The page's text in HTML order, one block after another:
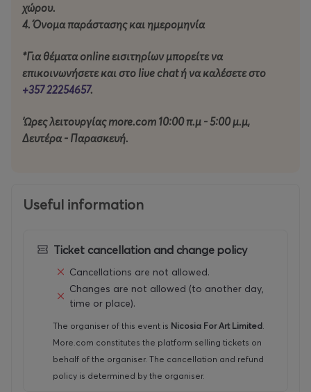
ΚΥΡΙΟΣ ΧΟΡΗΓΟΣ: Υφυπουργέιο Πολιτισμού,
Τμήμα Σύγχρονου Πολιτισμού
ΧΡΥΣΟΙ ΧΟΡΗΓΟΙ: VF Foundation , Allwyn
ΑΡΓΥΡΟΣ ΧΟΡΗΓΟΣ: PWC
ΕΠΙΣΗΜΟΣ ΧΟΡΗΓΟΣ
ΕΠΙΚΟΙΝΩΝΙΑΣ: Δημοσιογραφικός Οργανισμός Ο
Κύπρου, Τhe Classic Hotel, Ethimo
ΧΟΡΗΓΟΙ ΦΙΛΟΞΕΝΙΑΣ: Centrum
Hotel Altius Boutique Hotel
OFFICIAL FESTIVAL CAR: Pilakoutas group
Τιμές εισιτηρίων:
χώρου.
4. Όνομα παράστασης και ημερομηνία
*Για θέματα online εισιτηρίων μπορείτε να
επικοινωνήσετε και στο live chat ή να καλέσετε στο
+357 22254657.
'Ωρες λειτουργίας more.com 10:00 π.μ - 5:00 μ.μ,
Δευτέρα - Παρασκευή.
Useful information
Ticket cancellation and change policy
Cancellations are not allowed.
Changes are not allowed (to another day,
time or place).
The organiser of this event is Nicosia For Art Limited.
More.com constitutes the platform selling tickets on
behalf of the organiser. The cancellation and refund
policy is determined by the organiser.